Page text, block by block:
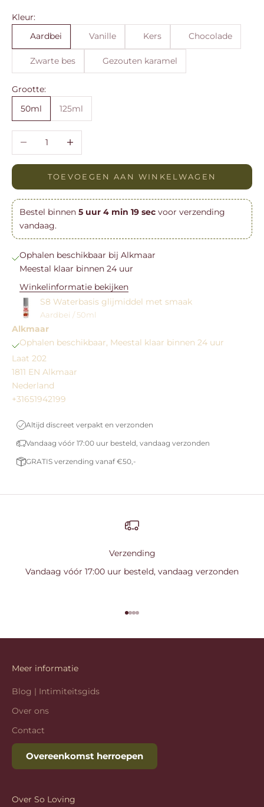
Kleur:
Aardbei
Vanille Kers Chocolade
Zwarte bes Gezouten karamel
Grootte:
50ml
125ml
Aantal verlagenAantal verhogen
TOEVOEGEN AAN WINKELWAGEN
Bestel binnen 5 uur 4 min 18 sec voor verzending
vandaag.
Ophalen beschikbaar bij Alkmaar
Meestal klaar binnen 24 uur
Winkelinformatie bekijken
S8 Waterbasis glijmiddel met smaak
Aardbei / 50ml
Alkmaar
Ophalen beschikbaar, Meestal klaar binnen 24 uur
Laat 202
1811 EN Alkmaar
Nederland
+31651942199
Altijd discreet verpakt en verzonden
Vandaag vóór 17:00 uur besteld, vandaag verzonden
GRATIS verzending vanaf €50,-
Verzending
Vandaag vóór 17:00 uur besteld, vandaag verzonden
Naar artikel 1
Naar artikel 2
Naar artikel 3
Naar artikel 4
Meer informatie
Blog | Intimiteitsgids
Over ons
Contact
Overeenkomst herroepen
Over So Loving